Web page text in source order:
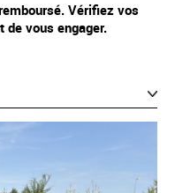
Vérifiez vos
de vous engager.